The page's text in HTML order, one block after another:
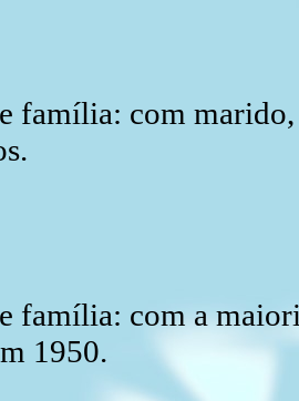
família: com
família: com a
1950.